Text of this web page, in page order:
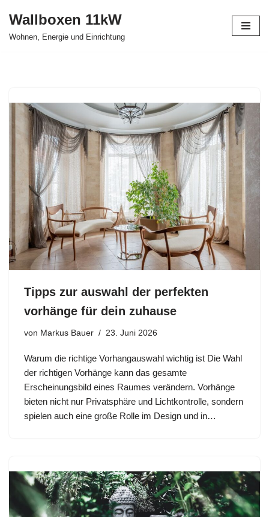
Zum
Wallboxen 11kW
Wohnen, Energie und Einrichtung
Tipps zur auswahl der perfekten
vorhänge für dein zuhause
von Markus Bauer 23. Juni 2026
Warum die richtige Vorhangauswahl wichtig ist Die Wahl
der richtigen Vorhänge kann das gesamte
Erscheinungsbild eines Raumes verändern. Vorhänge
bieten nicht nur Privatsphäre und Lichtkontrolle, sondern
spielen auch eine große Rolle im Design und in…